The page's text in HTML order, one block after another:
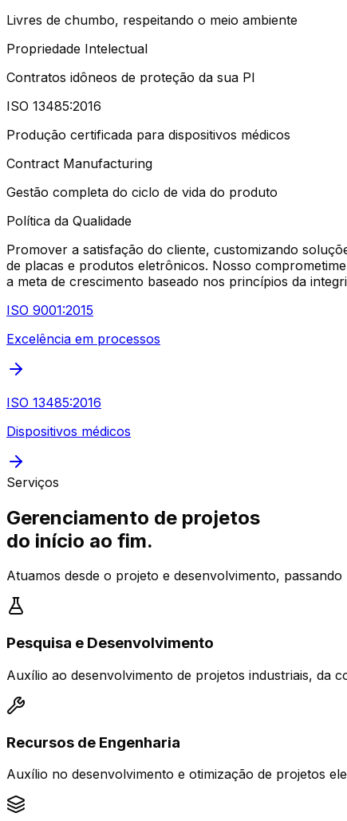
Livres de chumbo, respeitando o meio ambiente
Propriedade Intelectual
Contratos idôneos de proteção da sua PI
ISO 13485:2016
Produção certificada para dispositivos médicos
Contract Manufacturing
Gestão completa do ciclo de vida do produto
Política da Qualidade
Promover a satisfação do cliente, customizando
de placas e produtos eletrônicos. Nosso
a meta de crescimento baseado nos princípios da
ISO 9001:2015
Excelência em processos
ISO 13485:2016
Dispositivos médicos
Serviços
Gerenciamento de projetos
do início ao fim.
Atuamos desde o projeto e desenvolvimento,
Pesquisa e Desenvolvimento
Auxílio ao desenvolvimento de projetos industriais, da
Recursos de Engenharia
Auxílio no desenvolvimento e otimização de projetos